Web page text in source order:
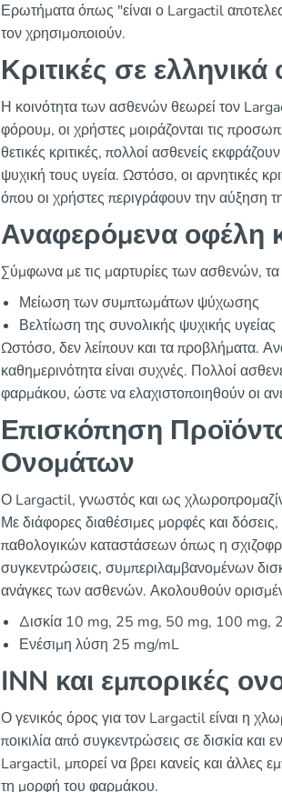
Ερωτήματα όπως "είναι ο Largactil
τον χρησιμοποιούν.
Κριτικές σε
Η κοινότητα των ασθενών θεωρεί τον
φόρουμ, οι χρήστες μοιράζονται τις
θετικές κριτικές, πολλοί ασθενείς
ψυχική τους υγεία. Ωστόσο, οι αρνητικές
όπου οι χρήστες περιγράφουν την αύξηση
Αναφερόμενα οφέλη
Σύμφωνα με τις μαρτυρίες των ασθενών,
Μείωση των συμπτωμάτων ψύχωσης
Βελτίωση της συνολικής ψυχικής υγείας
Ωστόσο, δεν λείπουν και τα προβλήματα.
καθημερινότητα είναι συχνές. Πολλοί
φαρμάκου, ώστε να ελαχιστοποιηθούν οι
Επισκόπηση
Ονομάτων
Ο Largactil, γνωστός και ως
Με διάφορες διαθέσιμες μορφές και δόσεις,
παθολογικών καταστάσεων όπως η
συγκεντρώσεις, συμπεριλαμβανομένων
ανάγκες των ασθενών. Ακολουθούν
Δισκία 10 mg, 25 mg, 50 mg, 100 mg,
Ενέσιμη λύση 25 mg/mL
INN και εμπορικές
Ο γενικός όρος για τον Largactil είναι η
ποικιλία από συγκεντρώσεις σε δισκία και
Largactil, μπορεί να βρει κανείς και άλλες
τη μορφή του φαρμάκου.